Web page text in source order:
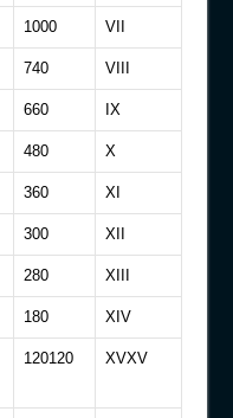
1000 VII
740 VIII
660 IX
480 X
360 XI
300 XII
280 XIII
180 XIV
120120 XVXV